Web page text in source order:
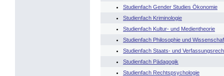
Studienfach Gender Studies Ökonomie
Studienfach Kriminologie
Studienfach Kultur- und Medientheorie
Studienfach Philosophie und
Studienfach Staats- und
Studienfach Pädagogik
Studienfach Rechtspsychologie